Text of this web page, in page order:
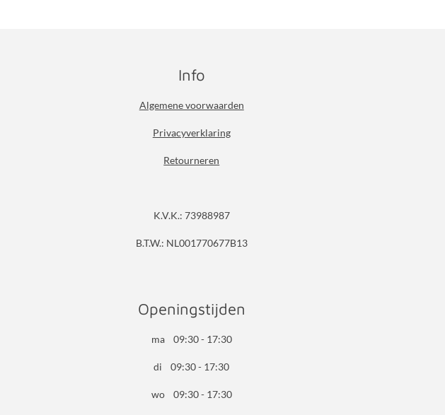
Info
Algemene voorwaarden
Privacyverklaring
Retourneren
K.V.K.: 73988987
B.T.W.: NL001770677B13
Openingstijden
ma 09:30 - 17:30
di 09:30 - 17:30
wo 09:30 - 17:30